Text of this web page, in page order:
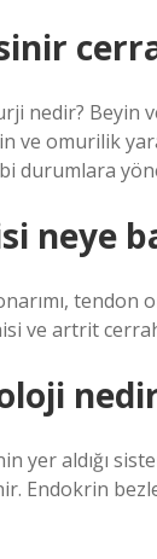
nedir? Beyin
ve omurilik
durumlara
neye
tendon
ve artrit
yer aldığı
Endokrin